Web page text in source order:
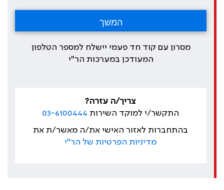
מסרון עם קוד חד פעמי יישלח למספר הטלפון
המעודכן במערכות הר"י
צריך/ה עזרה?
התקשר/י למוקד השירות 03-6100444
בהתחברות לאזור האישי את/ה מאשר/ת את
מדיניות הפרטיות של הר"י